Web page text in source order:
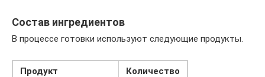
Состав ингредиентов
В процессе готовки используют следующие продукты.
Продукт
Количество